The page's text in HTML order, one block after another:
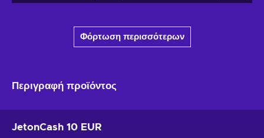
Φόρτωση περισσότερων
Περιγραφή προϊόντος
JetonCash 10 EUR